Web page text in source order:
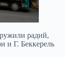
радий,
и Г. Беккерель